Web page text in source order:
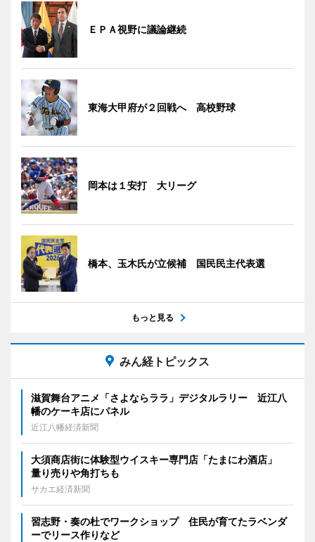
ＥＰＡ視野に議論継続
東海大甲府が２回戦へ 高校野球
岡本は１安打 大リーグ
橋本、玉木氏が立候補 国民民主代表選
もっと見る
みん経トピックス
滋賀舞台アニメ「さよならララ」デジタルラリー 近江八
幡のケーキ店にパネル
近江八幡経済新聞
大須商店街に体験型ウイスキー専門店「たまにわ酒店」
量り売りや角打ちも
サカエ経済新聞
習志野・奏の杜でワークショップ 住民が育てたラベンダ
ーでリース作りなど